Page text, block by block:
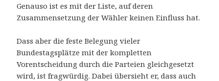
Genauso ist es mit der Liste, auf deren
Zusammensetzung der Wähler keinen Einfluss hat.
Dass aber die feste Belegung vieler
Bundestagsplätze mit der kompletten
Vorentscheidung durch die Parteien gleichgesetzt
wird, ist fragwürdig. Dabei übersieht er, dass auch